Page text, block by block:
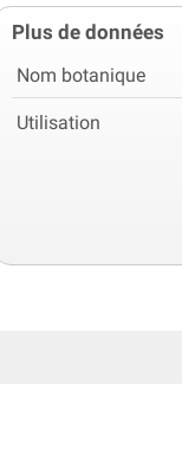
Plus de données
Nom botanique
Utilisation